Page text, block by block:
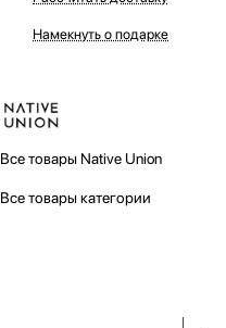
Намекнуть о подарке
Все товары Native Union
Все товары категории